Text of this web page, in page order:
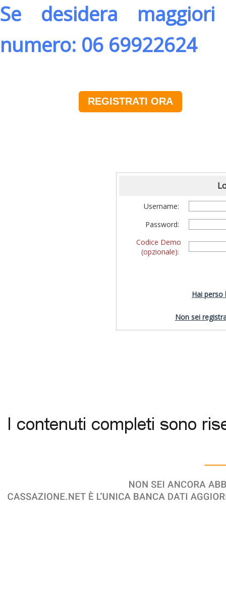
Se desidera
numero: 06 69922624
REGISTRATI ORA
Username:
Password:
Codice Demo
(opzionale):
Hai perso
Non sei